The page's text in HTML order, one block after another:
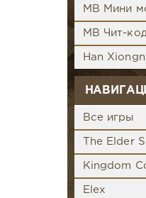
MB Мини
MB Чит-
Han
Все игры
The Elder
Kingdom
Elex